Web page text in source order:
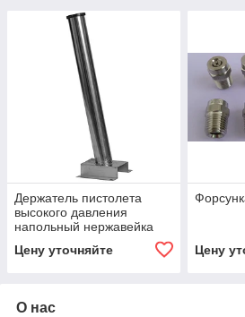
Держатель пистолета
высокого давления
напольный нержавейка
Цену уточняйте
Цену
О нас